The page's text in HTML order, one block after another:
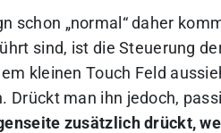
schon „normal“ daher
sind, ist die Steuerung
kleinen Touch Feld
Drückt man ihn jedoch,
zusätzlich drückt,